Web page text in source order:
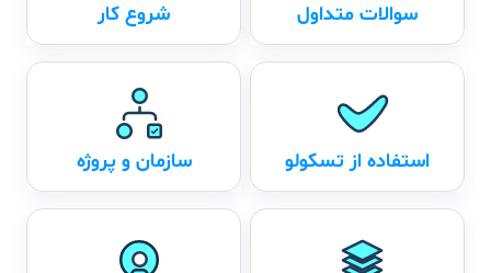
سوالات متداول شروع کار
استفاده از تسکولو سازمان و پروژه